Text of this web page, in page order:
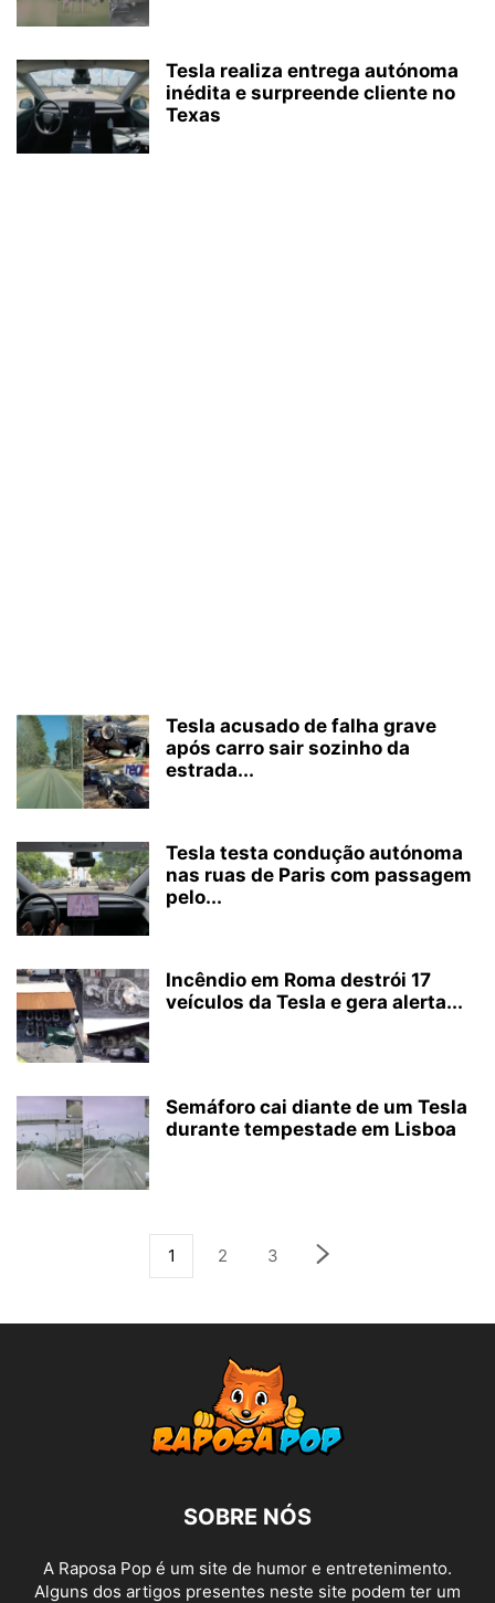
Tesla realiza entrega autónoma
inédita e surpreende cliente no
Texas
Tesla acusado de falha grave
após carro sair sozinho da
estrada...
Tesla testa condução autónoma
nas ruas de Paris com passagem
pelo...
Incêndio em Roma destrói 17
veículos da Tesla e gera alerta...
Semáforo cai diante de um Tesla
durante tempestade em Lisboa
1 2 3
SOBRE NÓS
A Raposa Pop é um site de humor e entretenimento.
Alguns dos artigos presentes neste site podem ter um